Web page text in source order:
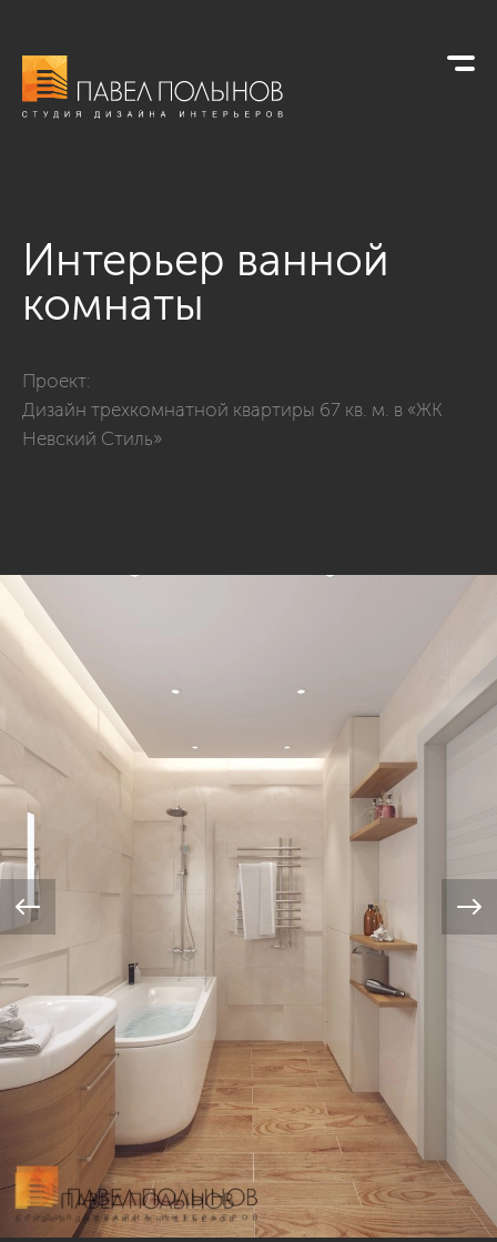
Интерьер ванной
комнаты
Проект:
Дизайн трехкомнатной квартиры 67 кв. м. в «ЖК
Невский Стиль»